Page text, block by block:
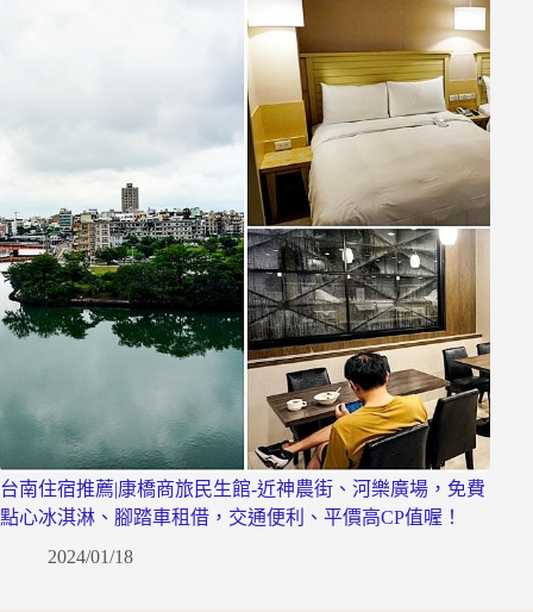
台南住宿推薦|康橋商旅民生館-近神農街、河樂廣場，免費
點心冰淇淋、腳踏車租借，交通便利、平價高CP值喔！
2024/01/18